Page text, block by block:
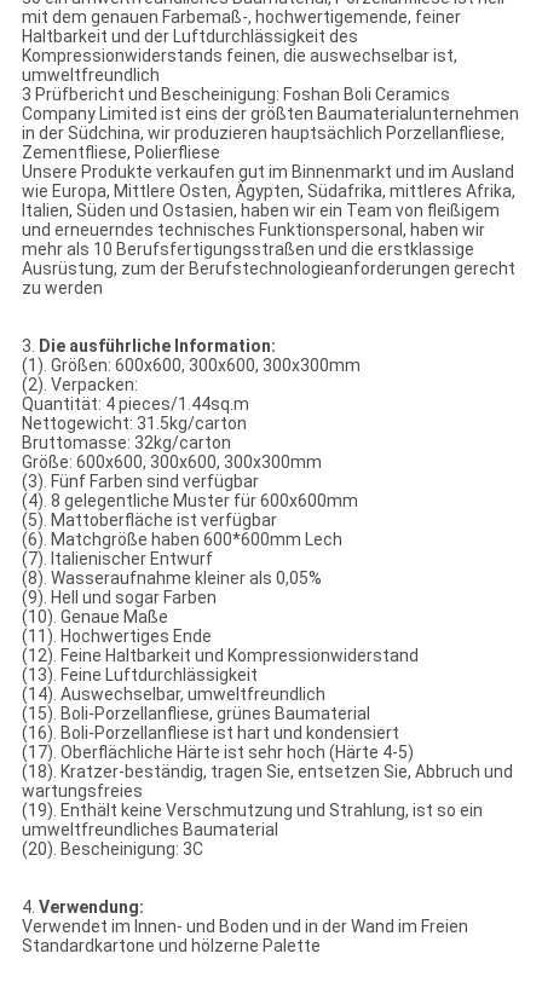
mit dem genauen Farbemaß-, hochwertigemende, feiner
Haltbarkeit und der Luftdurchlässigkeit des
Kompressionwiderstands feinen, die auswechselbar ist,
umweltfreundlich
3 Prüfbericht und Bescheinigung: Foshan Boli Ceramics
Company Limited ist eins der größten Baumaterialunternehmen
in der Südchina, wir produzieren hauptsächlich Porzellanfliese,
Zementfliese, Polierfliese
Unsere Produkte verkaufen gut im Binnenmarkt und im Ausland
wie Europa, Mittlere Osten, Ägypten, Südafrika, mittleres Afrika,
Italien, Süden und Ostasien, haben wir ein Team von fleißigem
und erneuerndes technisches Funktionspersonal, haben wir
mehr als 10 Berufsfertigungsstraßen und die erstklassige
Ausrüstung, zum der Berufstechnologieanforderungen gerecht
zu werden
3. Die ausführliche Information:
(1). Größen: 600x600, 300x600, 300x300mm
(2). Verpacken:
Quantität: 4 pieces/1.44sq.m
Nettogewicht: 31.5kg/carton
Bruttomasse: 32kg/carton
Größe: 600x600, 300x600, 300x300mm
(3). Fünf Farben sind verfügbar
(4). 8 gelegentliche Muster für 600x600mm
(5). Mattoberfläche ist verfügbar
(6). Matchgröße haben 600*600mm Lech
(7). Italienischer Entwurf
(8). Wasseraufnahme kleiner als 0,05%
(9). Hell und sogar Farben
(10). Genaue Maße
(11). Hochwertiges Ende
(12). Feine Haltbarkeit und Kompressionwiderstand
(13). Feine Luftdurchlässigkeit
(14). Auswechselbar, umweltfreundlich
(15). Boli-Porzellanfliese, grünes Baumaterial
(16). Boli-Porzellanfliese ist hart und kondensiert
(17). Oberflächliche Härte ist sehr hoch (Härte 4-5)
(18). Kratzer-beständig, tragen Sie, entsetzen Sie, Abbruch und
wartungsfreies
(19). Enthält keine Verschmutzung und Strahlung, ist so ein
umweltfreundliches Baumaterial
(20). Bescheinigung: 3C
4. Verwendung:
Verwendet im Innen- und Boden und in der Wand im Freien
Standardkartone und hölzerne Palette